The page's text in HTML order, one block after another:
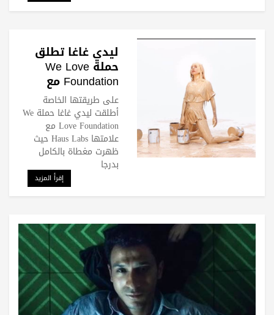
ليدي غاغا تطلق
حملة We Love
Foundation مع
علامتها التجارية
Haus Labs
على طريقتها الخاصة
أطلقت ليدي غاغا حملة We
Love Foundation مع
علامتها Haus Labs حيث
ظهرت مغطاة بالكامل
بدرجا
إقرأ المزيد